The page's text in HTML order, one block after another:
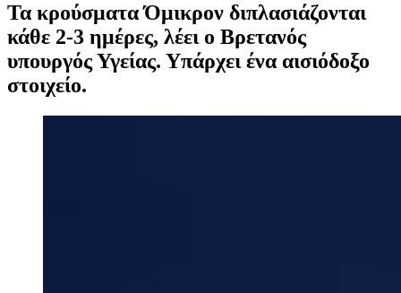
Τα κρούσματα Όμικρον διπλασιάζονται
κάθε 2-3 ημέρες, λέει ο Βρετανός
υπουργός Υγείας. Υπάρχει ένα αισιόδοξο
στοιχείο.